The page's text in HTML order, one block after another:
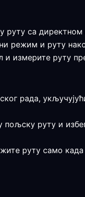
руту са директном
режим и руту
и измерите руту
рада,
пољску руту и
руту само